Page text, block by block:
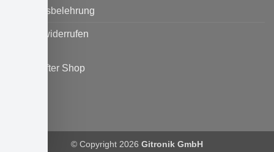
Widerrufsbelehrung
Vertrag widerrufen
© Copyright 2026 Gitronik GmbH